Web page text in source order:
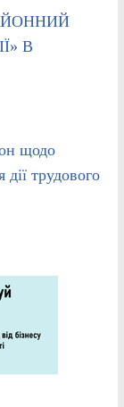
В
щодо
трудового